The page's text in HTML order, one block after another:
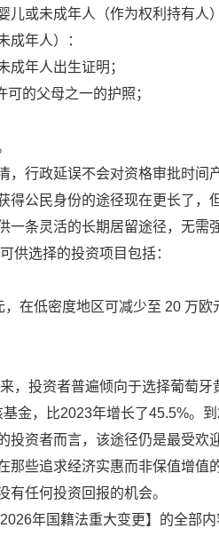
儿或未成年人（作为权利持有人
成年人）：
成年人出生证明；
的父母之一的护照；
，行政延误不会对资格审批时间
得公民身份的途径现在更长了，
一条灵活的长期居留途径，无需
供选择的投资项目包括：
在低密度地区可减少至 20 万欧
，投资者普遍倾向于选择葡萄
金，比2023年增长了45.5%。
投资者而言，该途径仍是最受欢
那些追求经济实惠而非保值增值
有任何投资回报的机会。
2026年国籍法重大变更】的全部